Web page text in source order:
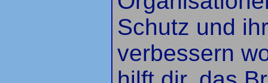
Schutz und
verbessern